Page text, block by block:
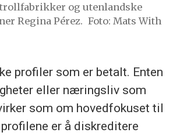
og utenlandske
Regina Pérez. Foto: Mats With
profiler som er betalt. Enten
eller næringsliv som
som om hovedfokuset til
er å diskreditere